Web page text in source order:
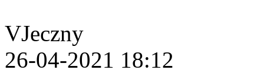
VJeczny
26-04-2021 18:12